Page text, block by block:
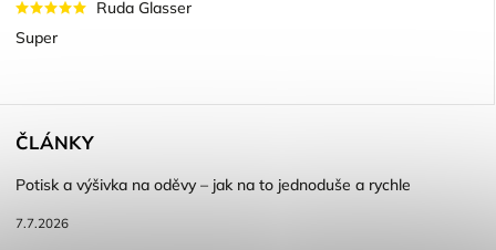
Ruda Glasser
Super
ČLÁNKY
Potisk a výšivka na oděvy – jak na to jednoduše a rychle
7.7.2026